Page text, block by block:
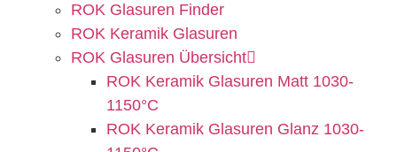
ROK Glasuren Finder
ROK Keramik Glasuren
ROK Glasuren Übersicht
ROK Keramik Glasuren Matt 1030-
1150°C
ROK Keramik Glasuren Glanz 1030-